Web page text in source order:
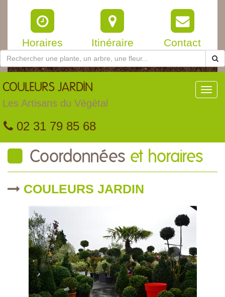
Horaires Itinéraire Contact
COULEURS JARDIN
Les Artisans du Végétal
02 31 79 85 68
Coordonnées et horaires
COULEURS JARDIN